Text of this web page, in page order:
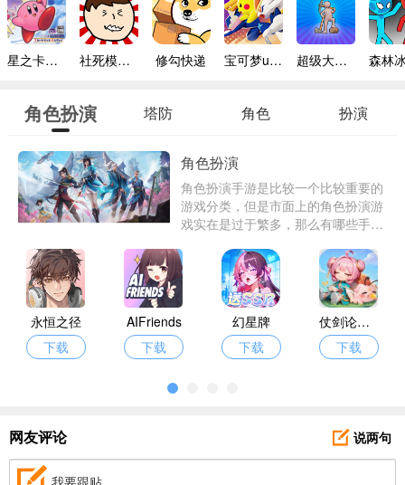
星之卡比镜之迷宫手机版 社死模拟器无广告版 修勾快递 宝可梦unite 超级大富翁
角色扮演 塔防 角色 扮演
角色扮演
角色扮演手游是比较一个比较重要的
游戏分类，但是市面上的角色扮演游
戏实在是过于繁多，那么有哪些手机
解决玩家心目之中的问题特意带来了
一批优质的角色扮演手游。
永恒之径
下载
AIFriends
下载
幻星牌
下载
仗剑论三界
下载
网友评论 说两句